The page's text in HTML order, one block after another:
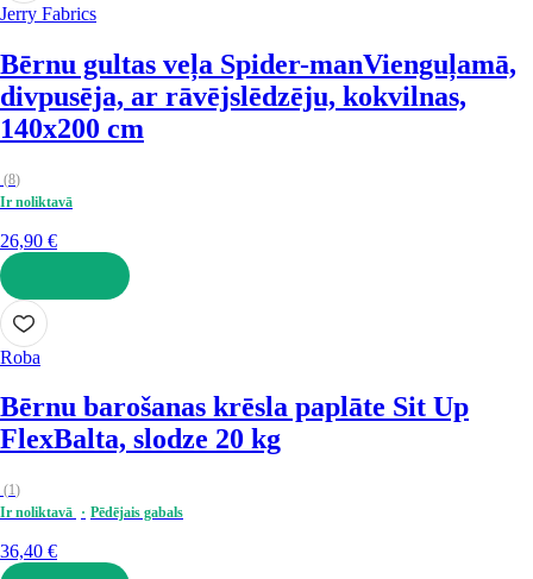
Jerry Fabrics
Bērnu gultas veļa Spider-manVienguļamā,
divpusēja, ar rāvējslēdzēju, kokvilnas,
140x200 cm
(8)
Ir noliktavā
26,90 €
LIKT GROZĀ
Roba
Bērnu barošanas krēsla paplāte Sit Up
FlexBalta, slodze 20 kg
(1)
Ir noliktavā
Pēdējais gabals
36,40 €